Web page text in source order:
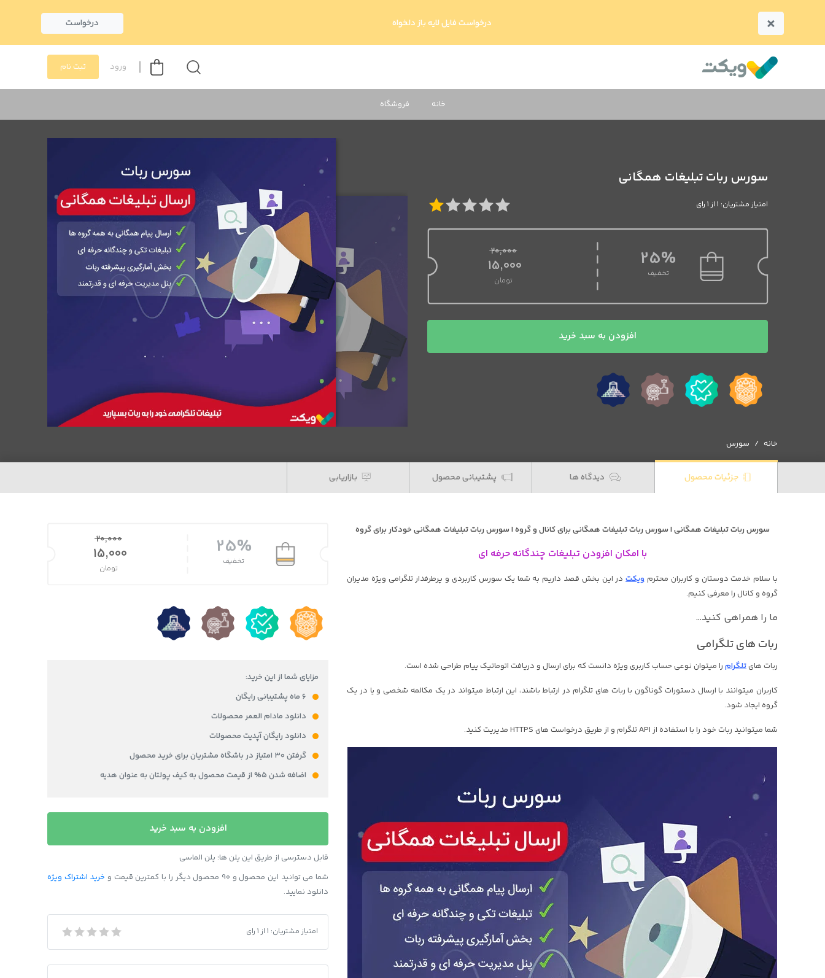
× درخواست فایل لایه باز دلخواه درخواست
ورود ثبت نام
خانه فروشگاه
سورس ربات تبلیغات همگانی
امتیاز مشتریان: 1 از 1 رای
25%
تخفیف
20,000
قیمت اصلی 20,000 تومان بود.
15,000
تومان
تبلیغات
همگانی
عدد
افزودن به سبد خرید
خانه سورس
جزئیات محصول دیدگاه ها پشتیبانی محصول بازاریابی
سورس ربات تبلیغات همگانی | سورس ربات تبلیغات همگانی برای کانال و گروه | سورس ربات تبلیغات همگانی خودکار برای گروه
با امکان افزودن تبلیغات چندگانه حرفه ای
با سلام خدمت دوستان و کاربران محترمویکتدر این بخش قصد داریم به شما یک سورس کاربردی و پرطرفدار تلگرامی ویژه مدیران
گروه و کانال را معرفی کنیم.
ما را همراهی کنید…
ربات های تلگرامی
ربات های تلگرام را میتوان نوعی حساب کاربری ویژه دانست که برای ارسال و دریافت اتوماتیک پیام طراحی شده است.
کاربران میتوانند با ارسال دستورات گوناگون با ربات های تلگرام در ارتباط باشند، این ارتباط میتواند در یک مکالمه شخصی و یا در یک
گروه ایجاد شود.
شما میتوانید ربات خود را با استفاده از API تلگرام و از طریق درخواست های HTTPS مدیریت کنید.
25%
تخفیف
20,000
قیمت اصلی 20,000 تومان بود.
15,000
تومان
مزایای شما از این خرید:
۶ ماه پشتیبانی رایگان
دانلود مادام العمر محصولات
دانلود رایگان آپدیت محصولات
گرفتن ۳۰ امتیاز در باشگاه مشتریان برای خرید محصول
اضافه شدن ۵% از قیمت محصول به کیف پولتان به عنوان هدیه
تبلیغات
همگانی
عدد
افزودن به سبد خرید
قابل دسترسی از طریق این پلن ها: پلن الماسی
شما می توانید این محصول و 90 محصول دیگر را با کمترین قیمت و
خرید اشتراک ویژه
دانلود نمایید.
سورس ربات تبلیغات همگانی
امتیاز مشتریان: 1 از 1 رای